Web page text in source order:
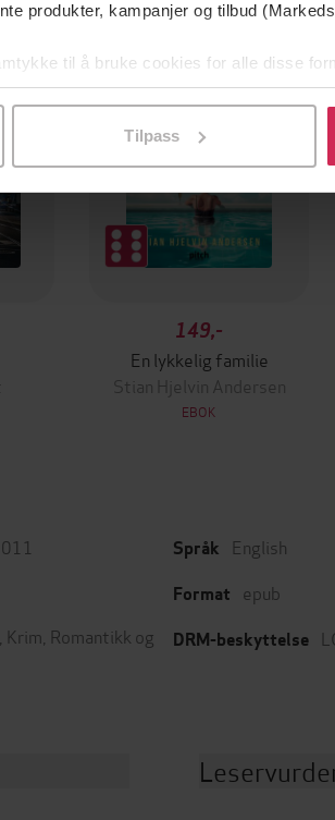
produkter, kampanjer og tilbud
til å bruke cookies for alle disse
på «Tilpass». Du kan når som helst
Tilpass
149,-
En lykkelig familie
Stian Hjelvin Andersen
EBOK
Krim Romantikk og
Språk English
Format epub
DRM-beskyttelse